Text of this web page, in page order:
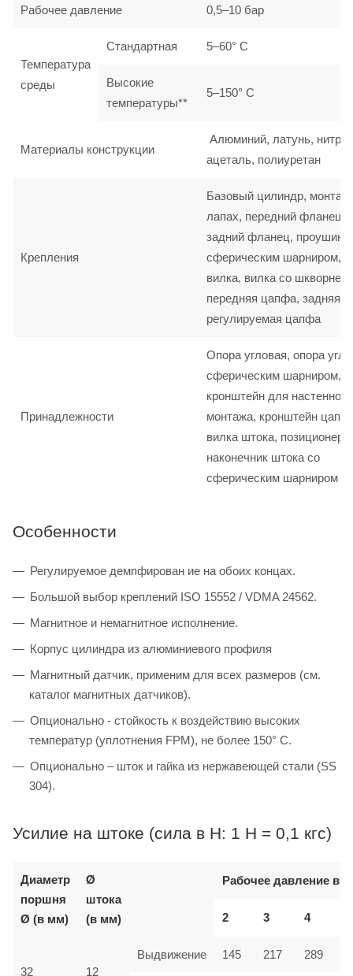
Рабочее давление 0,5–10 бар
Температура
среды
Стандартная 5–60° C
Высокие
температуры**
5–150° C
Материалы конструкции
Алюминий, латунь,
ацеталь, полиуретан
Крепления
Базовый цилиндр, монтаж
лапах, передний фланец,
задний фланец, проушина
сферическим шарниром,
вилка, вилка со шкворнем,
передняя цапфа, задняя
регулируемая цапфа
Принадлежности
Опора угловая, опора
сферическим шарниром,
кронштейн для настенного
монтажа, кронштейн
вилка штока, позиционер
наконечник штока со
сферическим шарниром
Особенности
Регулируемое демпфирован ие на обоих концах.
Большой выбор креплений ISO 15552 / VDMA 24562.
Магнитное и немагнитное исполнение.
Корпус цилиндра из алюминиевого профиля
Магнитный датчик, применим для всех размеров (см.
каталог магнитных датчиков).
Опционально - стойкость к воздействию высоких
температур (уплотнения FPM), не более 150° C.
Опционально – шток и гайка из нержавеющей стали (SS
304).
Усилие на штоке (сила в Н: 1 Н = 0,1 кгс)
Диаметр
поршня
Ø (в мм)
Ø
штока
(в мм)
Рабочее давление в
2 3 4
32 12
Выдвижение 145 217 289